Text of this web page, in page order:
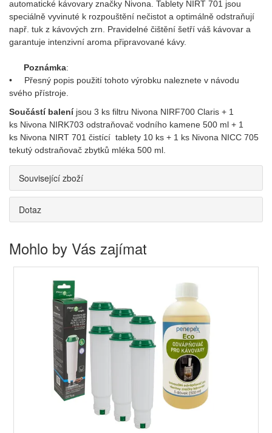
automatické kávovary značky Nivona. Tablety NIRT 701 jsou
speciálně vyvinuté k rozpouštění nečistot a optimálně odstraňují
např. tuk z kávových zrn. Pravidelné čištění šetří váš kávovar a
garantuje intenzivní aroma připravované kávy.
Poznámka:
• Přesný popis použití tohoto výrobku naleznete v návodu
svého přístroje.
Součástí baleníjsou 3 ks filtru Nivona NIRF700 Claris + 1
ks Nivona NIRK703 odstraňovač vodního kamene 500 ml + 1
ks Nivona NIRT 701 čistící tablety 10 ks + 1 ks Nivona NICC 705
tekutý odstraňovač zbytků mléka 500 ml.
Související zboží
Dotaz
Mohlo by Vás zajímat